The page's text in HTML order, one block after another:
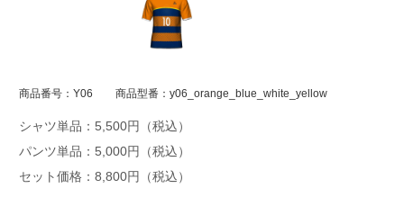
商品番号：Y06 商品型番：y06_orange_blue_white_yellow
シャツ単品：5,500円（税込）
パンツ単品：5,000円（税込）
セット価格：8,800円（税込）